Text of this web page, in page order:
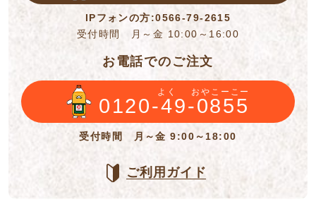
IPフォンの方:0566-79-2615
受付時間 月～金 10:00～16:00
お電話でのご注文
よく おやこーこー
0120-49-0855
受付時間 月～金 9:00～18:00
ご利用ガイド